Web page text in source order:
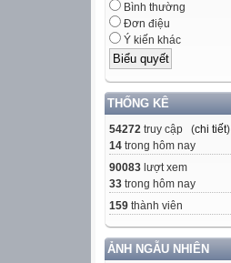
Bình thường
Đơn điệu
Ý kiến khác
THỐNG KÊ
54272 truy cập (chi tiết)
14 trong hôm nay
90083 lượt xem
33 trong hôm nay
159 thành viên
ẢNH NGẪU NHIÊN